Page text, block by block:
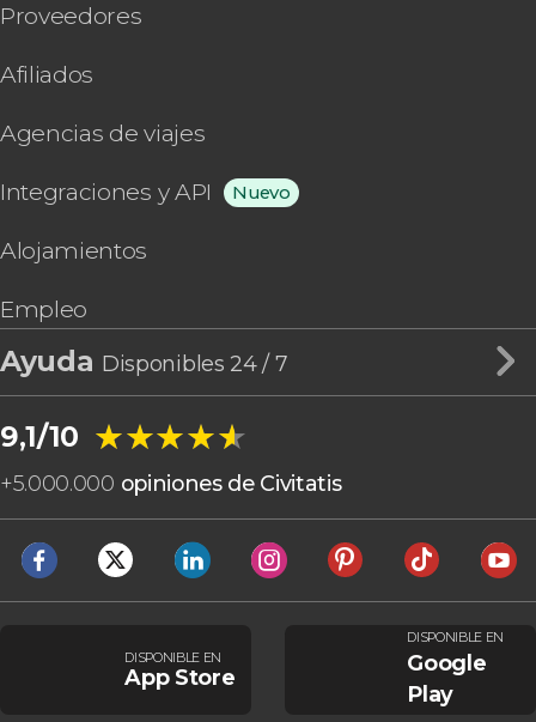
Proveedores
Afiliados
Agencias de viajes
Integraciones y API Nuevo
Alojamientos
Empleo
Ayuda Disponibles 24 / 7
9,1/10 ★★★★★
★★★★★
+5.000.000 opiniones de Civitatis
DISPONIBLE EN
App Store
DISPONIBLE EN
Google
Play